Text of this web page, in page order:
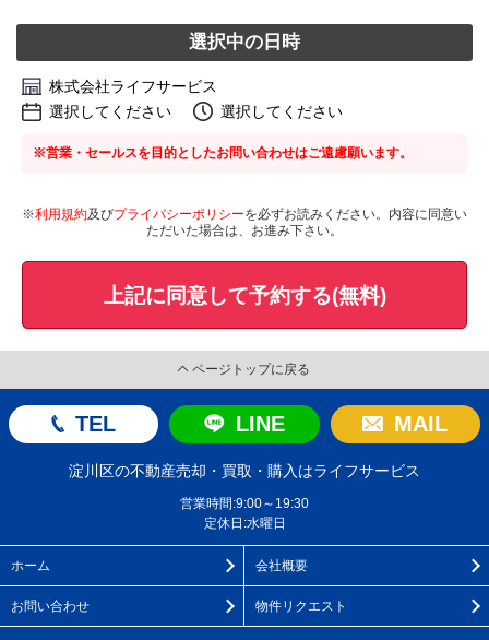
選択中の日時
株式会社ライフサービス
選択してください
選択してください
※営業・セールスを目的としたお問い合わせはご遠慮願います。
※利用規約及びプライバシーポリシーを必ずお読みください。内容に同意い
ただいた場合は、お進み下さい。
上記に同意して予約する(無料)
ページトップに戻る
TEL LINE MAIL
淀川区の不動産売却・買取・購入はライフサービス
営業時間:9:00～19:30
定休日:水曜日
ホーム 会社概要
お問い合わせ 物件リクエスト